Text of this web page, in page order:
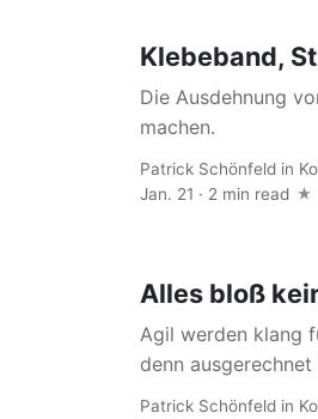
Klebeband,
Die Ausdehnung
machen.
Patrick Schönfeld in
Jan. 21 · 2 min read
Alles bloß
Agil werden klang
denn ausgerechnet
Patrick Schönfeld in